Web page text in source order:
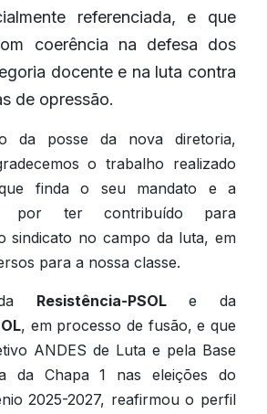
referenciada, e que
coerência na defesa dos
docente e na luta contra
de opressão.
da posse da nova diretoria,
o trabalho realizado
finda o seu mandato e a
por ter contribuído para
sindicato no campo da luta, em
para a nossa classe.
Resistência-PSOL
, em processo de fusão, e que
ANDES de Luta e pela Base
da Chapa 1 nas eleições do
2025-2027, reafirmou o perfil